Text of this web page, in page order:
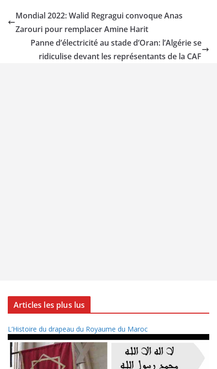
Mondial 2022: Walid Regragui convoque Anas
Zarouri pour remplacer Amine Harit
Panne d’électricité au stade d’Oran: l’Algérie se
ridiculise devant les représentants de la CAF
Articles les plus lus
L’Histoire du drapeau du Royaume du Maroc